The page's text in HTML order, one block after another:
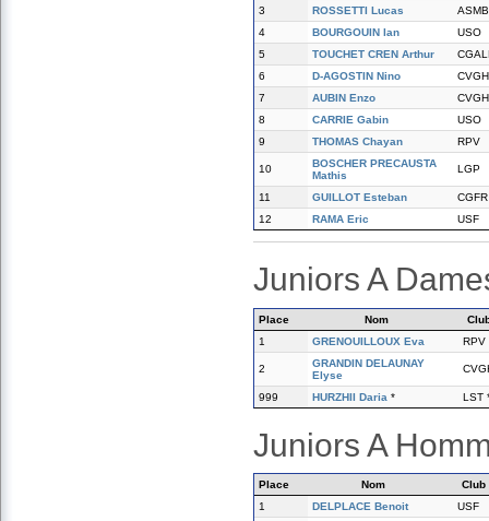
3
ROSSETTI Lucas
ASMB
4
BOURGOUIN Ian
USO
5
TOUCHET CREN Arthur
6
D-AGOSTIN Nino
CVGH
7
AUBIN Enzo
CVGH
8
CARRIE Gabin
USO
9
THOMAS Chayan RPV
10
BOSCHER PRECAUSTA
Mathis
LGP
11 GUILLOT Esteban
CGFR
12
RAMA Eric USF
Juniors A
Place Nom
1
GRENOUILLOUX Eva RPV
2
GRANDIN DELAUNAY
Elyse
999 HURZHII Daria * LST
Juniors A
Place Nom
Club
1
DELPLACE Benoit
USF